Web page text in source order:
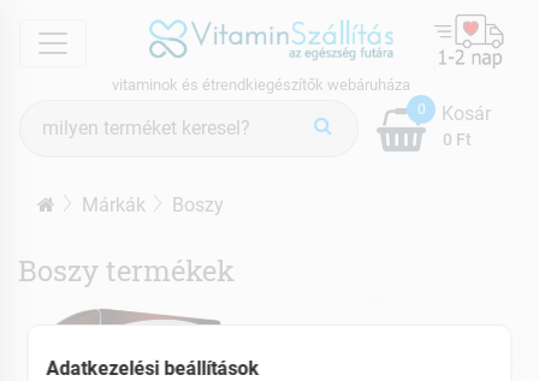
menu
vitaminok és étrendkiegészítők webáruháza
keresés
0
0 Ft
Kosár
Márkák Boszy
Boszy termékek
Adatkezelési beállítások